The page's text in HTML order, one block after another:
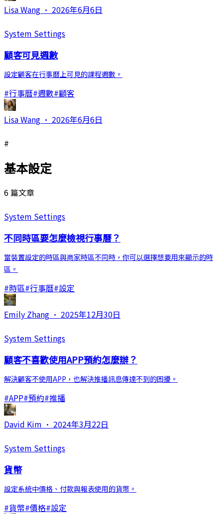
Lisa Wang · 2026年6月6日
System Settings
顧客可見週數
設定顧客在行事曆上可見的課程週數。
#行事曆#週數#顧客
Lisa Wang · 2026年6月6日
#
基本設定
6 篇文章
System Settings
不同時區要怎麼檢視行事曆？
當裝置設定的時區與商家時區不同時，你可以選擇想要用來顯示的時
區。
#時區#行事曆#設定
Emily Zhang · 2025年12月30日
System Settings
顧客不喜歡使用APP預約怎麼辦？
解決顧客不使用APP，也解決推播訊息傳達不到的困擾。
#APP#預約#推播
David Kim · 2024年3月22日
System Settings
貨幣
設定系統中價格、付款與報表使用的貨幣。
#貨幣#價格#設定